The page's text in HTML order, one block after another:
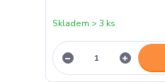
Skladem > 3 ks